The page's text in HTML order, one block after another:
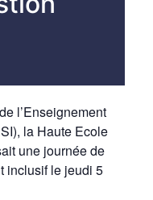
l’Enseignement
la Haute Ecole
une journée de
inclusif le jeudi 5